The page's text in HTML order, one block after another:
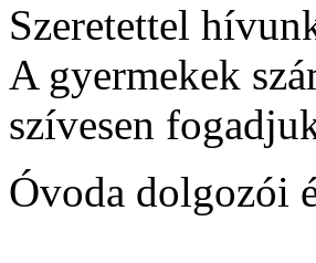
Szeretettel
A gyermekek
szívesen
Óvoda dolgozói